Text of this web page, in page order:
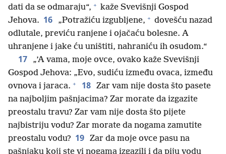
dati da se odmaraju“, + kaže Svevišnji Gospod
Jehova. 16 „Potražiću izgubljene, + dovešću nazad
odlutale, previću ranjene i ojačaću bolesne. A
uhranjene i jake ću uništiti, nahraniću ih osudom.“
17
„’A vama, moje ovce, ovako kaže Svevišnji
Gospod Jehova: „Evo, sudiću između ovaca, između
ovnova i jaraca. + 18 Zar vam nije dosta što pasete
na najboljim pašnjacima? Zar morate da izgazite
preostalu travu? Zar vam nije dosta što pijete
najbistriju vodu? Zar morate da nogama zamutite
preostalu vodu? 19 Zar da moje ovce pasu na
pašnjaku koji ste vi nogama izgazili i da piju vodu